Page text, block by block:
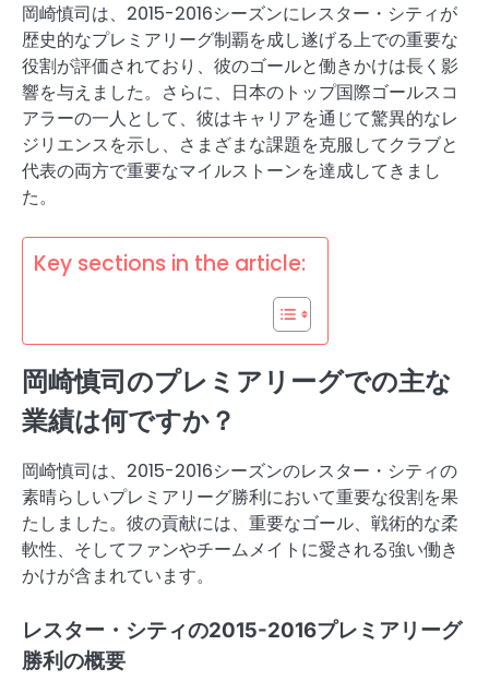
岡崎慎司は、2015-2016シーズンにレスター・シティが
歴史的なプレミアリーグ制覇を成し遂げる上での重要な
役割が評価されており、彼のゴールと働きかけは長く影
響を与えました。さらに、日本のトップ国際ゴールスコ
アラーの一人として、彼はキャリアを通じて驚異的なレ
ジリエンスを示し、さまざまな課題を克服してクラブと
代表の両方で重要なマイルストーンを達成してきまし
た。
Key sections in the article:
岡崎慎司のプレミアリーグでの主な
業績は何ですか？
岡崎慎司は、2015-2016シーズンのレスター・シティの
素晴らしいプレミアリーグ勝利において重要な役割を果
たしました。彼の貢献には、重要なゴール、戦術的な柔
軟性、そしてファンやチームメイトに愛される強い働き
かけが含まれています。
レスター・シティの2015-2016プレミアリーグ
勝利の概要